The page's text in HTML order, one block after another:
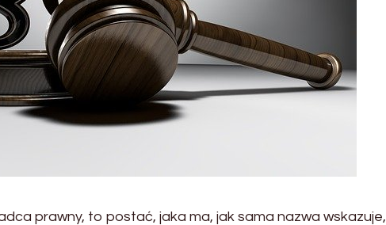
prawny, to postać, jaka ma, jak sama nazwa wskazuje,